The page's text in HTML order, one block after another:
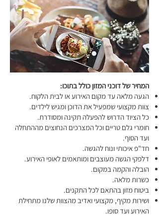
המחיר של דוכני המזון כולל בתוכו:
הגעה מלאה עד מקום האירוע או לבית הלקוח.
צוות מקצועי שמפעיל את הדוכן ומגיש לילדים.
כל הציוד הדרוש להפעלה תקינה ומסודרת.
חומרי גלם טריים וכל המצרכים הנחוצים מההתחלה
ועד הסוף.
חד"פ איכותי ונוח להגשה.
דלפקי הגשה מעוצבים ומותאמים לאופי האירוע.
הובלה והקמה במקום.
כשרות מלאה.
ביטוח מזון בהתאם לכל התקנים.
ושירות מקיף, מקצועי ואדיב מהצוות שלנו מתחילת
האירוע ועד סופו.